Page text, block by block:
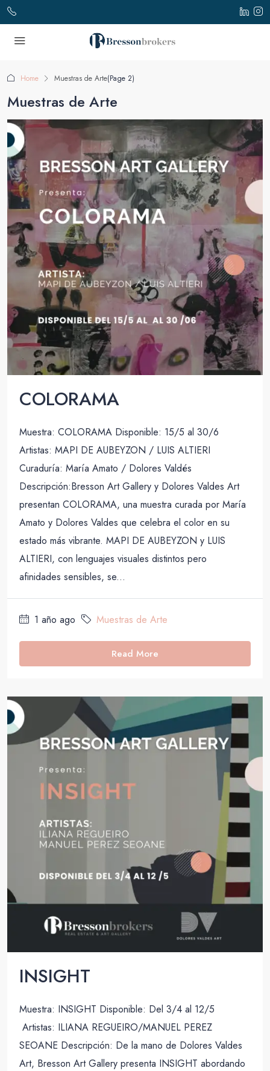
Home Muestras de Arte(Page 2)
Muestras de Arte
COLORAMA
Muestra: COLORAMA Disponible: 15/5 al 30/6
Artistas: MAPI DE AUBEYZON / LUIS ALTIERI
Curaduría: María Amato / Dolores Valdés
Descripción:Bresson Art Gallery y Dolores Valdes Art
presentan COLORAMA, una muestra curada por María
Amato y Dolores Valdes que celebra el color en su
estado más vibrante. MAPI DE AUBEYZON y LUIS
ALTIERI, con lenguajes visuales distintos pero
afinidades sensibles, se...
1 año ago Muestras de Arte
Read More
INSIGHT
Muestra: INSIGHT Disponible: Del 3/4 al 12/5
Artistas: ILIANA REGUEIRO/MANUEL PEREZ
SEOANE Descripción: De la mano de Dolores Valdes
Art, Bresson Art Gallery presenta INSIGHT abordando